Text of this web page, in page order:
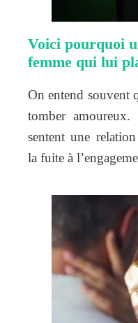
Voici pourquoi
femme qui lui
On entend souvent
tomber amoureux.
sentent une
la fuite à